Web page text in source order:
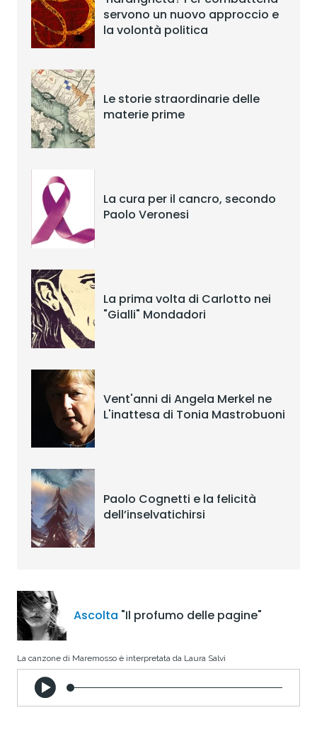
servono un nuovo approccio e
la volontà politica
Le storie straordinarie delle
materie prime
La cura per il cancro, secondo
Paolo Veronesi
La prima volta di Carlotto nei
"Gialli" Mondadori
Vent'anni di Angela Merkel ne
L'inattesa di Tonia Mastrobuoni
Paolo Cognetti e la felicità
dell’inselvatichirsi
Ascolta "Il profumo delle pagine"
La canzone di Maremosso è interpretata da Laura Salvi